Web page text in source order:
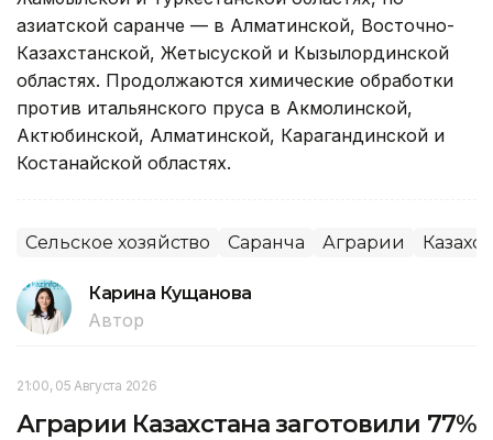
азиатской саранче — в Алматинской, Восточно-
Казахстанской, Жетысуской и Кызылординской
областях. Продолжаются химические обработки
против итальянского пруса в Акмолинской,
Актюбинской, Алматинской, Карагандинской и
Костанайской областях.
Сельское хозяйство Саранча Аграрии
Карина Кущанова
Автор
21:00, 05 Августа 2026
Аграрии Казахстана заготовили 77%